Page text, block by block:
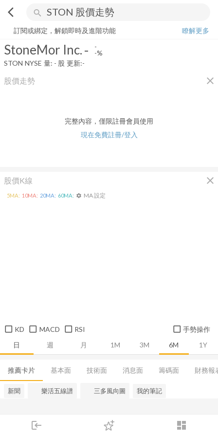
arrow_back_ios search
login dashboard
下單
StoneMor Inc. - -%
訂閱或綁定，解鎖即時及進階功能
瞭解更多
StoneMor Inc.- -
-%
STON NYSE 量: - 股 更新:-
股價走勢 close
完整內容，僅限註冊會員使用
現在免費註冊/登入
股價K線 close
日 週 月 1M 3M 6M 1Y
5MA: 10MA: 20MA: 60MA: settings MA 設定
KD MACD RSI 手勢操作
推薦卡片 基本面 技術面 消息面 籌碼面 財務報
新聞 樂活五線譜 三多風向圖 我的筆記